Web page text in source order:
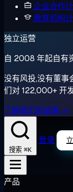
企业合作
教育机构
独立运营
自 2008 年起自有
没有风投,没有董事
们对 122,000+ 开
了解我们的故事 →
搜索 ⌘K
登录
产品